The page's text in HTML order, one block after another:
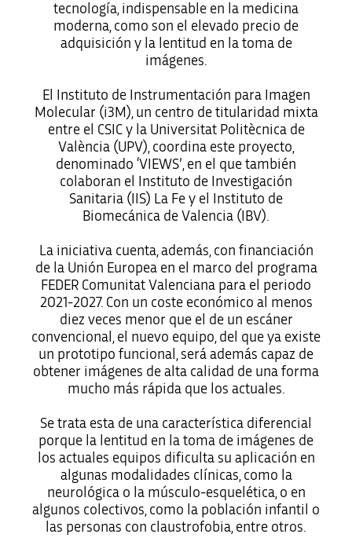
tecnología, indispensable en la medicina
moderna, como son el elevado precio de
adquisición y la lentitud en la toma de
imágenes.
El Instituto de Instrumentación para Imagen
Molecular (i3M), un centro de titularidad mixta
entre el CSIC y la Universitat Politècnica de
València (UPV), coordina este proyecto,
denominado ‘VIEWS’, en el que también
colaboran el Instituto de Investigación
Sanitaria (IIS) La Fe y el Instituto de
Biomecánica de Valencia (IBV).
La iniciativa cuenta, además, con financiación
de la Unión Europea en el marco del programa
FEDER Comunitat Valenciana para el periodo
2021-2027. Con un coste económico al menos
diez veces menor que el de un escáner
convencional, el nuevo equipo, del que ya existe
un prototipo funcional, será además capaz de
obtener imágenes de alta calidad de una forma
mucho más rápida que los actuales.
Se trata esta de una característica diferencial
porque la lentitud en la toma de imágenes de
los actuales equipos dificulta su aplicación en
algunas modalidades clínicas, como la
neurológica o la músculo-esquelética, o en
algunos colectivos, como la población infantil o
las personas con claustrofobia, entre otros.